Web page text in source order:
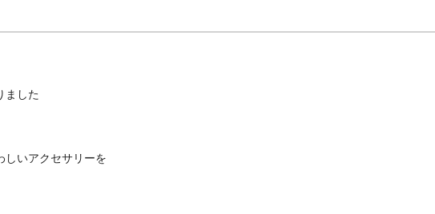
ました
しいアクセサリーを